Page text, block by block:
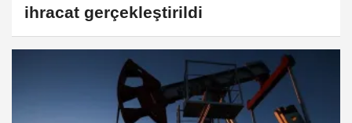
ihracat gerçekleştirildi